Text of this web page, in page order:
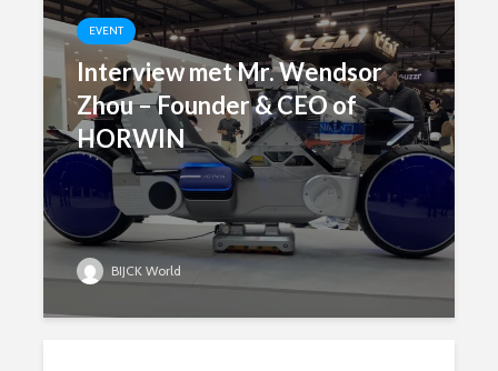
EVENT
Interview met Mr. Wendsor
Zhou – Founder & CEO of
HORWIN
BIJCK World